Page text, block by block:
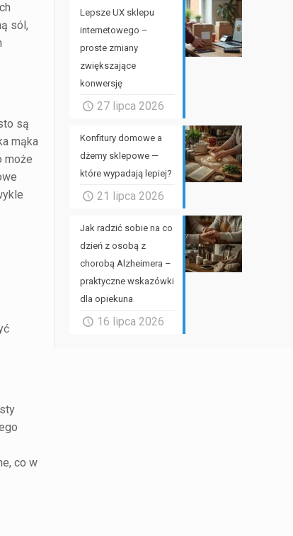
sól,
są
mąka
może
co w
Lepsze UX sklepu
internetowego –
proste zmiany
zwiększające
konwersję
27 lipca 2026
Konfitury domowe a
dżemy sklepowe —
które wypadają lepiej?
21 lipca 2026
Jak radzić sobie na co
dzień z osobą z
chorobą Alzheimera –
praktyczne wskazówki
dla opiekuna
16 lipca 2026